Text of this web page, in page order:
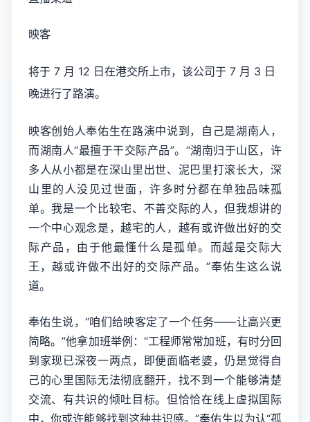
映客
将于 7 月 12 日在港交所上市，该公司于 7 月 3 日
晚进行了路演。
映客创始人奉佑生在路演中说到，自己是湖南人，
而湖南人“最擅于干交际产品”。“湖南归于山区，许
多人从小都是在深山里出世、泥巴里打滚长大，深
山里的人没见过世面，许多时分都在单独品味孤
单。我是一个比较宅、不善交际的人，但我想讲的
一个中心观念是，越宅的人，越有或许做出好的交
际产品，由于他最懂什么是孤单。而越是交际大
王，越或许做不出好的交际产品。”奉佑生这么说
道。
奉佑生说，“咱们给映客定了一个任务——让高兴更
简略。”他拿加班举例：“工程师常常加班，有时分回
到家现已深夜一两点，即便面临老婆，仍是觉得自
己的心里国际无法彻底翻开，找不到一个能够清楚
交流、有共识的倾吐目标。但恰恰在线上虚拟国际
中，你或许能够找到这种共识感。”奉佑生以为认“孤